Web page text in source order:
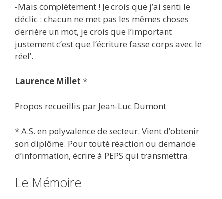
-Mais complètement ! Je crois que j’ai senti le
déclic : chacun ne met pas les mêmes choses
derrière un mot, je crois que l’important
justement c’est que l’écriture fasse corps avec le
réel’.
Laurence Millet *
Propos recueillis par Jean-Luc Dumont
* A.S. en polyvalence de secteur. Vient d’obtenir
son diplôme. Pour toutè réaction ou demande
d’information, écrire à PEPS qui transmettra.
Le Mémoire